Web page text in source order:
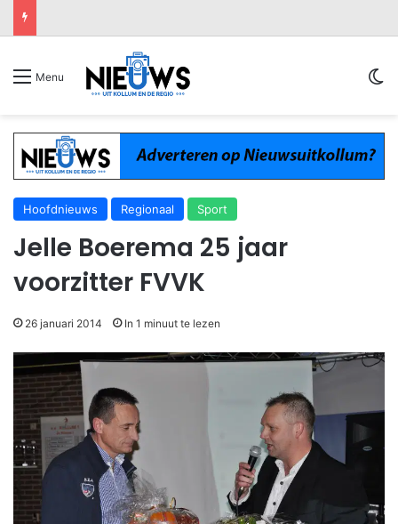
Menu
Hoofdnieuws Regionaal Sport
Jelle Boerema 25 jaar
voorzitter FVVK
26 januari 2014 In 1 minuut te lezen